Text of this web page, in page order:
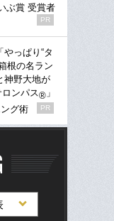
ぶ賞 受賞者
PR
やっぱり“タ
根の名ラン
神野大地が
ロンパス® 」
グ術
PR